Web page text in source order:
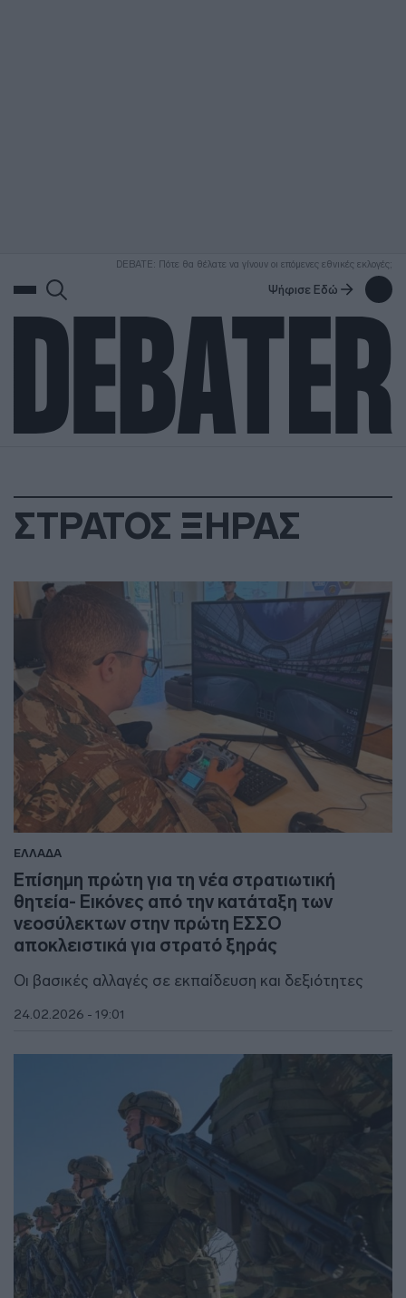
DEBATE: Πότε θα θέλατε να γίνουν οι επόμενες εθνικές εκλογές;
Ψήφισε Εδώ
ΣΤΡΑΤΟΣ ΞΗΡΑΣ
ΕΛΛΑΔΑ
Επίσημη πρώτη για τη νέα στρατιωτική
θητεία- Εικόνες από την κατάταξη των
νεοσύλεκτων στην πρώτη ΕΣΣΟ
αποκλειστικά για στρατό ξηράς
Οι βασικές αλλαγές σε εκπαίδευση και δεξιότητες
24.02.2026 - 19:01